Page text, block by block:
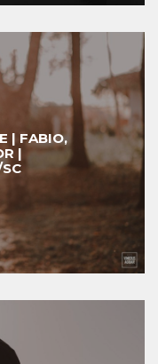
| FABIO,
|